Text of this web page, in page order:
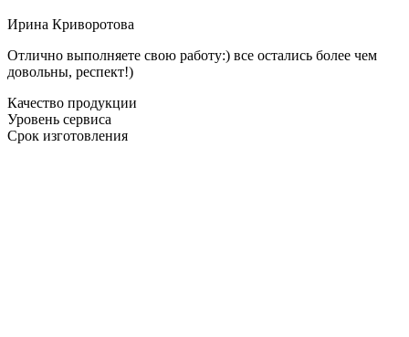
Ирина Криворотова
Отлично выполняете свою работу:) все остались более чем
довольны, респект!)
Качество продукции
Уровень сервиса
Срок изготовления